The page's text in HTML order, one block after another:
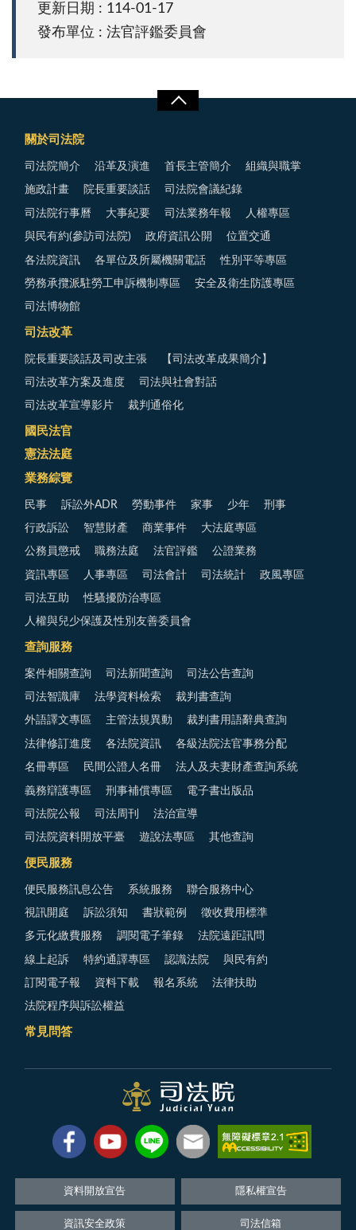
更新日期 : 114-01-17
發布單位 : 法官評鑑委員會
關於司法院
司法院簡介 沿革及演進 首長主管簡介 組織與職掌
施政計畫 院長重要談話 司法院會議紀錄
司法院行事曆 大事紀要 司法業務年報 人權專區
與民有約(參訪司法院) 政府資訊公開 位置交通
各法院資訊 各單位及所屬機關電話 性別平等專區
勞務承攬派駐勞工申訴機制專區 安全及衛生防護專區
司法博物館
司法改革
院長重要談話及司改主張 【司法改革成果簡介】
司法改革方案及進度 司法與社會對話
司法改革宣導影片 裁判通俗化
國民法官
憲法法庭
業務綜覽
民事 訴訟外ADR 勞動事件 家事 少年 刑事
行政訴訟 智慧財產 商業事件 大法庭專區
公務員懲戒 職務法庭 法官評鑑 公證業務
資訊專區 人事專區 司法會計 司法統計 政風專區
司法互助 性騷擾防治專區
人權與兒少保護及性別友善委員會
查詢服務
案件相關查詢 司法新聞查詢 司法公告查詢
司法智識庫 法學資料檢索 裁判書查詢
外語譯文專區 主管法規異動 裁判書用語辭典查詢
法律修訂進度 各法院資訊 各級法院法官事務分配
名冊專區 民間公證人名冊 法人及夫妻財產查詢系統
義務辯護專區 刑事補償專區 電子書出版品
司法院公報 司法周刊 法治宣導
司法院資料開放平臺 遊說法專區 其他查詢
便民服務
便民服務訊息公告 系統服務 聯合服務中心
視訊開庭 訴訟須知 書狀範例 徵收費用標準
多元化繳費服務 調閱電子筆錄 法院遠距訊問
線上起訴 特約通譯專區 認識法院 與民有約
訂閱電子報 資料下載 報名系統 法律扶助
法院程序與訴訟權益
常見問答
資料開放宣告 隱私權宣告
資訊安全政策 司法信箱